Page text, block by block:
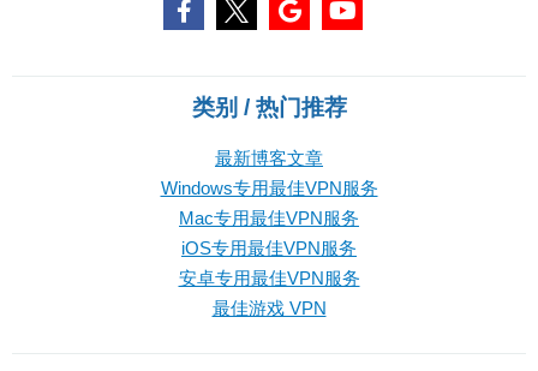
类别 / 热门推荐
最新博客文章
Windows专用最佳VPN服务
Mac专用最佳VPN服务
iOS专用最佳VPN服务
安卓专用最佳VPN服务
最佳游戏 VPN